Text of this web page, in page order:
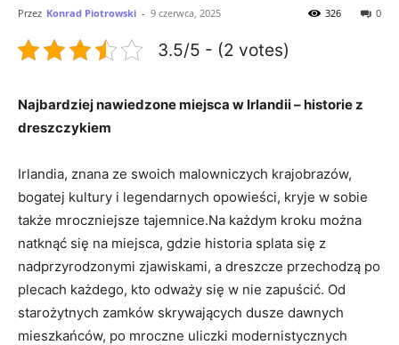
Przez Konrad Piotrowski - 9 czerwca, 2025 0
326
3.5/5 - (2 votes)
Najbardziej ⁤nawiedzone ​miejsca ‍w Irlandii – historie z
dreszczykiem
Irlandia, znana ze swoich malowniczych krajobrazów,
bogatej kultury i legendarnych opowieści, ‍kryje w sobie
także mroczniejsze tajemnice.Na ⁤każdym kroku ​można
natknąć ‍się na miejsca, gdzie ⁣historia splata się z
nadprzyrodzonymi ⁣zjawiskami,⁢ a ​dreszcze przechodzą po
plecach każdego,⁢ kto ⁣odważy się⁢ w nie zapuścić. Od⁤
starożytnych zamków skrywających dusze⁤ dawnych
mieszkańców, po mroczne uliczki⁢ modernistycznych